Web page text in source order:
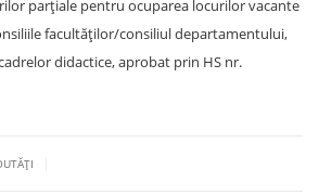
parțiale pentru ocuparea locurilor vacante
facultăților/consiliul departamentului,
didactice, aprobat prin HS nr.